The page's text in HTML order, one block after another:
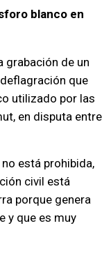
blanco en
grabación de un
que
utilizado por las
en disputa entre
está prohibida,
civil está
porque genera
y que es muy